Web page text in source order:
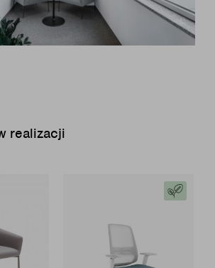
realizacji